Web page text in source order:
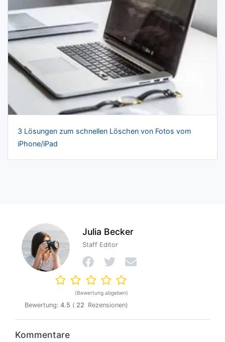
3 Lösungen zum schnellen Löschen von Fotos vom
iPhone/iPad
Julia Becker
Staff Editor
(Bewertung abgeben)
Bewertung: 4.5 ( 22 Rezensionen)
Kommentare